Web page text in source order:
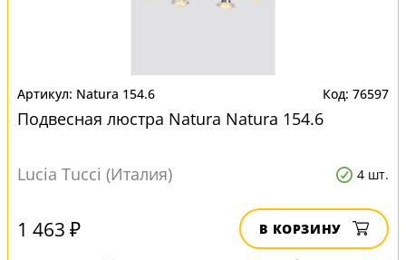
Natura 154.6 76597
Подвесная люстра Natura Natura 154.6
Lucia Tucci (Италия) 4 шт.
1 463 ₽ В КОРЗИНУ